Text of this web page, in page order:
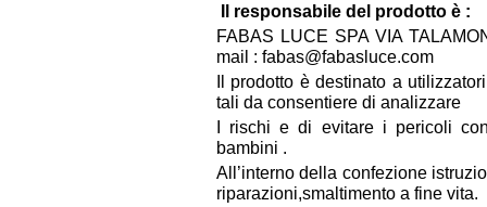
Il responsabile del prodotto è :
FABAS LUCE SPA VIA
mail : fabas@fabasluce.com
Il prodotto è destinato a
tali da consentiere di analizzare
I rischi e di evitare i pericoli
bambini .
All’interno della confezione
riparazioni,smaltimento a fine vita.